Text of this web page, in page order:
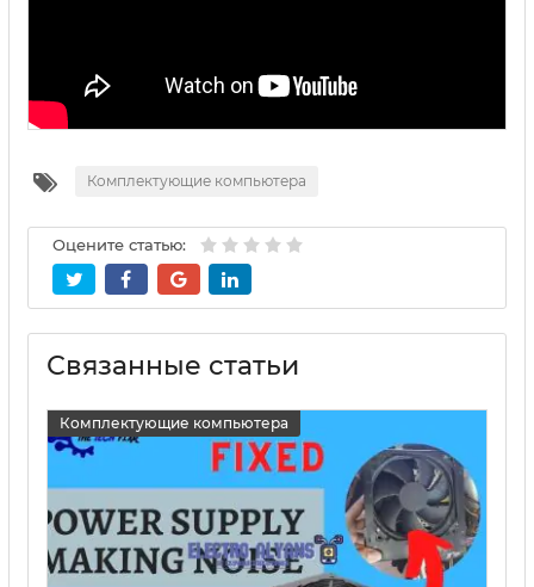
Комплектующие компьютера
Оцените статью:
Связанные статьи
Комплектующие компьютера